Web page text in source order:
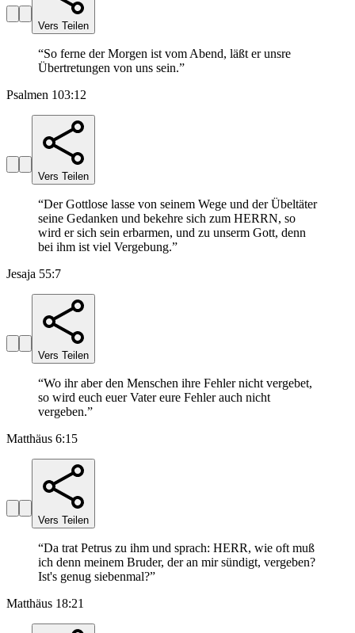
Vers Teilen
“So ferne der Morgen ist vom Abend, läßt er unsre
Übertretungen von uns sein.”
Psalmen 103:12
Vers Teilen
“Der Gottlose lasse von seinem Wege und der Übeltäter
seine Gedanken und bekehre sich zum HERRN, so
wird er sich sein erbarmen, und zu unserm Gott, denn
bei ihm ist viel Vergebung.”
Jesaja 55:7
Vers Teilen
“Wo ihr aber den Menschen ihre Fehler nicht vergebet,
so wird euch euer Vater eure Fehler auch nicht
vergeben.”
Matthäus 6:15
Vers Teilen
“Da trat Petrus zu ihm und sprach: HERR, wie oft muß
ich denn meinem Bruder, der an mir sündigt, vergeben?
Ist's genug siebenmal?”
Matthäus 18:21